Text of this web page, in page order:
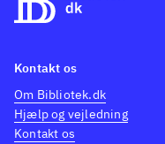
Kontakt os
Om Bibliotek.dk
Hjælp og vejledning
Kontakt os